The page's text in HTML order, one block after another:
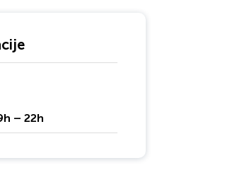
novi koncept apoteka koji se
apoteke i zbog širine asortimana i
nosi naziv Super Dr. Max – Više od
Pored redovnog Dr. Max asortimana
– 22h